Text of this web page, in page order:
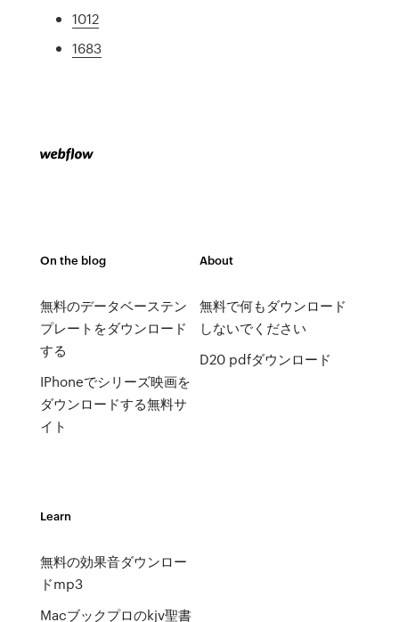
1012
1683
On the blog
無料のデータベーステン
プレートをダウンロード
する
IPhoneでシリーズ映画を
ダウンロードする無料サ
イト
About
無料で何もダウンロード
しないでください
D20 pdfダウンロード
Learn
無料の効果音ダウンロー
ドmp3
Macブックプロのkjv聖書